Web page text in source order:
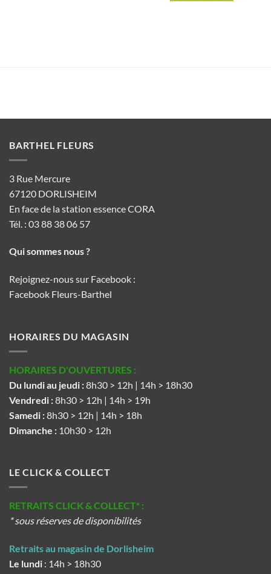
BARTHEL FLEURS
3 Rue Mercure
67120 DORLISHEIM
En face de la station essence CORA
Tél. : 03 88 38 06 57
Qui sommes nous ?
Rejoignez-nous sur Facebook :
Facebook Fleurs-Barthel
HORAIRES DU MAGASIN
HORAIRES D'OUVERTURES :
Du lundi au jeudi :8h30 > 12h | 14h > 18h30
Vendredi :8h30 > 12h | 14h > 19h
Samedi :8h30 > 12h | 14h > 18h
Dimanche : 10h30 > 12h
LE CLICK & COLLECT
RETRAITS CLICK & COLLECT* :
* sous réserves de disponibilités
Retraits au magasin de Dorlisheim
Le lundi : 14h > 18h30